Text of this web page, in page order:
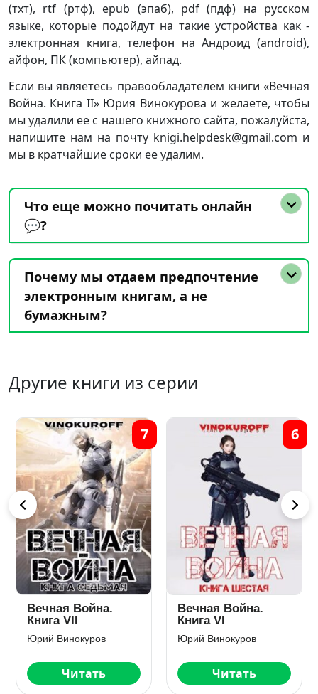
(тхт), rtf (ртф), epub (эпаб), pdf (пдф) на русском
языке, которые подойдут на такие устройства как -
электронная книга, телефон на Андроид (android),
айфон, ПК (компьютер), айпад.
Если вы являетесь правообладателем книги «Вечная
Война. Книга II» Юрия Винокурова и желаете, чтобы
мы удалили ее с нашего книжного сайта, пожалуйста,
напишите нам на почту knigi.helpdesk@gmail.com и
мы в кратчайшие сроки ее удалим.
Что еще можно почитать онлайн
💬?
Почему мы отдаем предпочтение
электронным книгам, а не
бумажным?
Другие книги из серии
Вечная Война
Юрий Винокуров
Читать
1
Вечная Война.
Книга III
Юрий Винокуров
Читать
3